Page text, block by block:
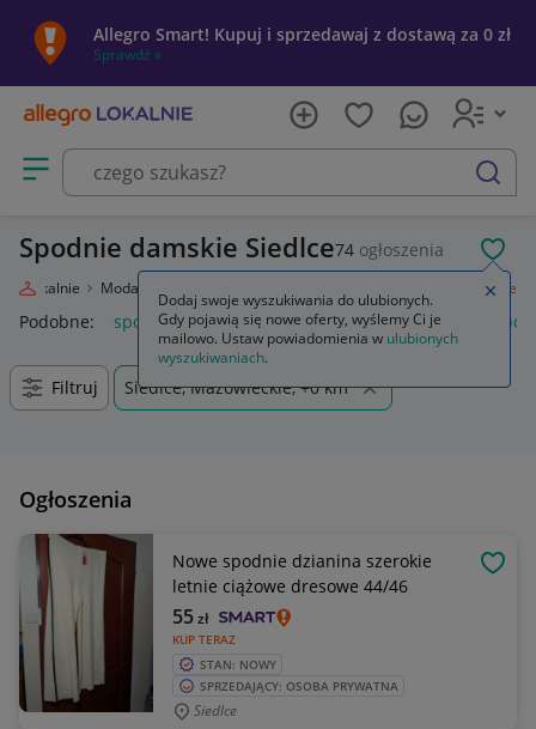
Allegro Smart! Kupuj i sprzedawaj z dostawą za 0 zł
Sprawdź »
Otwórz menu z kategoriami
szukaj
Spodnie damskie Siedlce74 ogłoszenia
Lokalnie Moda Spodnie
Podobne: spodnie spodnie robocze spodnie męskie
Filtruj Siedlce, Mazowieckie, +0 km
Ogłoszenia
Nowe spodnie dzianina szerokie
letnie ciążowe dresowe 44/46
KUP TERAZ
55zł
STAN: NOWY
SPRZEDAJĄCY: OSOBA PRYWATNA
Siedlce
Dodaj swoje wyszukiwania do ulubionych.
Gdy pojawią się nowe oferty, wyślemy Ci je
mailowo. Ustaw powiadomienia w ulubionych
wyszukiwaniach.